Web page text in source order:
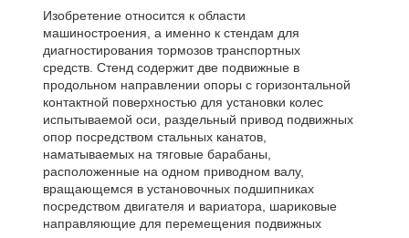
Изобретение относится к области
машиностроения, а именно к стендам для
диагностирования тормозов транспортных
средств. Стенд содержит две подвижные в
продольном направлении опоры с горизонтальной
контактной поверхностью для установки колес
испытываемой оси, раздельный привод подвижных
опор посредством стальных канатов,
наматываемых на тяговые барабаны,
расположенные на одном приводном валу,
вращающемся в установочных подшипниках
посредством двигателя и вариатора, шариковые
направляющие для перемещения подвижных